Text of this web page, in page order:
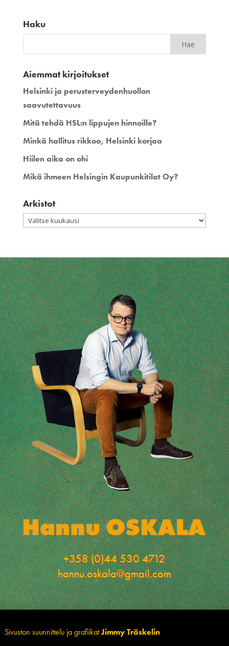
Haku
Aiemmat kirjoitukset
Helsinki ja perusterveydenhuollon
saavutettavuus
Mitä tehdä HSL:n lippujen hinnoille?
Minkä hallitus rikkoo, Helsinki korjaa
Hiilen aika on ohi
Mikä ihmeen Helsingin Kaupunkitilat Oy?
Arkistot
Arkistot
+358 (0)44 530 4712
hannu.oskala@gmail.com
Sivuston suunnittelu ja grafiikatJimmy Träskelin